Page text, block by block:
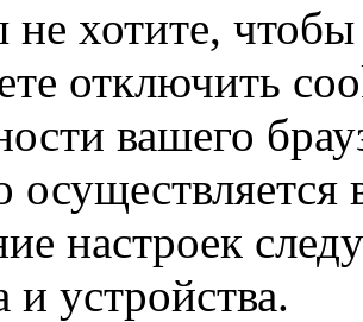
хотите,
отключить
вашего
настроек
и устройства.